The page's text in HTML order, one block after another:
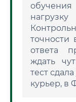
точности
ответа
ждать
тест
курьер,